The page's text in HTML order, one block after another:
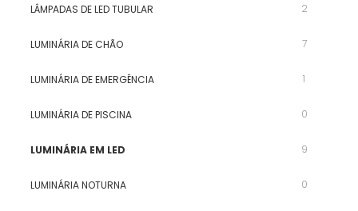
LÂMPADAS DE LED TUBULAR 2
LUMINÁRIA DE CHÃO 7
LUMINÁRIA DE EMERGÊNCIA 1
LUMINÁRIA DE PISCINA 0
LUMINÁRIA EM LED 9
LUMINÁRIA NOTURNA 0